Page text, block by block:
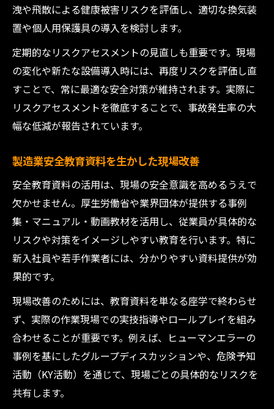
洩や飛散による健康被害リスクを評価し、適切な換気装
置や個人用保護具の導入を検討します。
定期的なリスクアセスメントの見直しも重要です。現場
の変化や新たな設備導入時には、再度リスクを評価し直
すことで、常に最適な安全対策が維持されます。実際に
リスクアセスメントを徹底することで、事故発生率の大
幅な低減が報告されています。
製造業安全教育資料を生かした現場改善
安全教育資料の活用は、現場の安全意識を高めるうえで
欠かせません。厚生労働省や業界団体が提供する事例
集・マニュアル・動画教材を活用し、従業員が具体的な
リスクや対策をイメージしやすい教育を行います。特に
新入社員や若手作業者には、分かりやすい資料提供が効
果的です。
現場改善のためには、教育資料を単なる座学で終わらせ
ず、実際の作業現場での実技指導やロールプレイを組み
合わせることが重要です。例えば、ヒューマンエラーの
事例を基にしたグループディスカッションや、危険予知
活動（KY活動）を通じて、現場ごとの具体的なリスクを
共有します。